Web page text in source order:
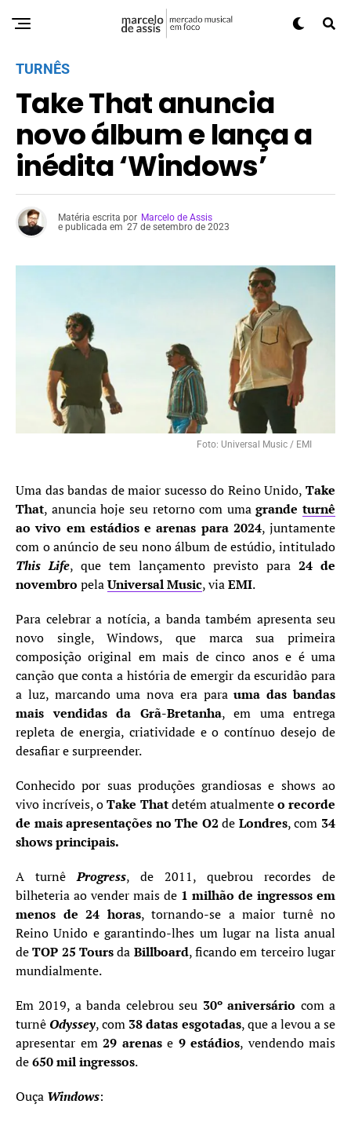
TURNÊS
Take That anuncia
novo álbum e lança a
inédita ‘Windows’
Matéria escrita por Marcelo de Assis
e publicada em 27 de setembro de 2023
Foto: Universal Music / EMI
Uma das bandas de maior sucesso do Reino Unido, Take
That, anuncia hoje seu retorno com umagrande turnê
ao vivo em estádios e arenas para 2024, juntamente
com o anúncio de seu nono álbum de estúdio, intitulado
This Life, que tem lançamento previsto para 24 de
novembro pelaUniversal Music, viaEMI.
Para celebrar a notícia, a banda também apresenta seu
novo single, Windows, que marca sua primeira
composição original em mais de cinco anos e é uma
canção que conta a história de emergir da escuridão para
a luz, marcando uma nova era parauma das bandas
mais vendidas da Grã-Bretanha, em uma entrega
repleta de energia, criatividade e o contínuo desejo de
desafiar e surpreender.
Conhecido por suas produções grandiosas e shows ao
vivo incríveis, oTake Thatdetém atualmenteo recorde
de mais apresentações no The O2 de Londres, com 34
shows principais.
A turnêProgress, de 2011, quebrou recordes de
bilheteria ao vender mais de 1 milhão de ingressos em
menos de 24 horas, tornando-se a maior turnê no
Reino Unido e garantindo-lhes um lugar na lista anual
deTOP 25 Toursda Billboard, ficando em terceiro lugar
mundialmente.
Em 2019, a banda celebrou seu 30º aniversário com a
turnê Odyssey, com 38 datas esgotadas, que a levou a se
apresentar em 29 arenase 9 estádios, vendendo mais
de650 mil ingressos.
Ouça Windows: